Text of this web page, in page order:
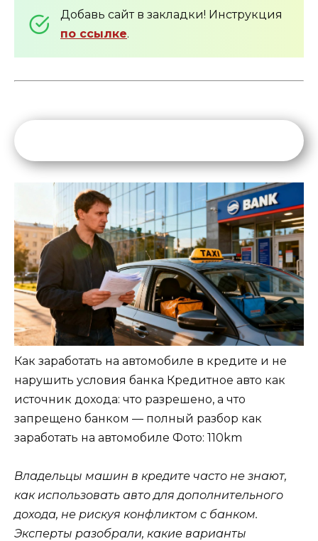
Добавь сайт в закладки! Инструкция
по ссылке.
Как заработать на автомобиле в кредите и не
нарушить условия банка Кредитное авто как
источник дохода: что разрешено, а что
запрещено банком — полный разбор как
заработать на автомобиле Фото: 110km
Владельцы машин в кредите часто не знают,
как использовать авто для дополнительного
дохода, не рискуя конфликтом с банком.
Эксперты разобрали, какие варианты